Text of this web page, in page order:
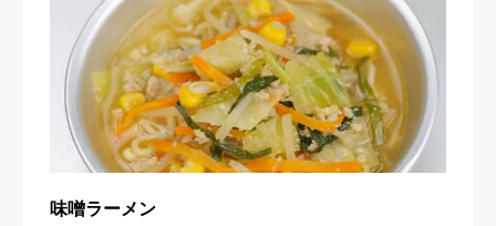
味噌ラーメン